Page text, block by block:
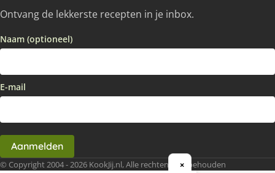
Ontvang de lekkerste recepten in je inbox.
Naam (optioneel)
E-mail
Aanmelden
© Copyright 2004 - 2026 KookJij.nl, Alle rechten voorbehouden
×